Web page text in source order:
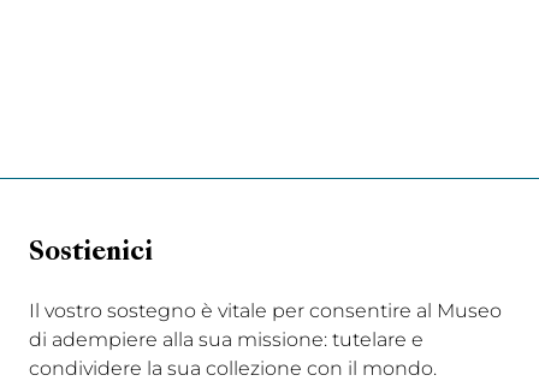
Sostienici
Il vostro sostegno è vitale per consentire al Museo
di adempiere alla sua missione: tutelare e
condividere la sua collezione con il mondo.